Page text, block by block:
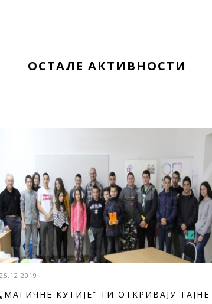
ОСТАЛЕ АКТИВНОСТИ
25.12.2019
„МАГИЧНЕ КУТИЈЕ“ ТИ ОТКРИВАЈУ ТАЈНЕ